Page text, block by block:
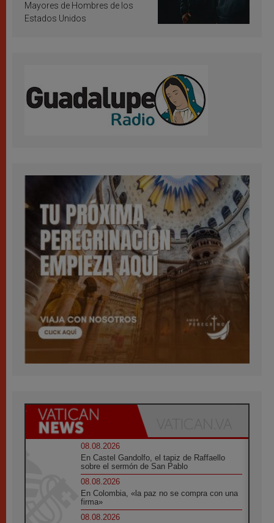
Mayores de Hombres de los
Estados Unidos
08.08.2026
En Castel Gandolfo, el tapiz de Raffaello
sobre el sermón de San Pablo
08.08.2026
En Colombia, «la paz no se compra con una
firma»
08.08.2026